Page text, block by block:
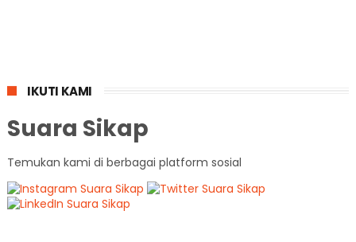
IKUTI KAMI
Suara Sikap
Temukan kami di berbagai platform sosial